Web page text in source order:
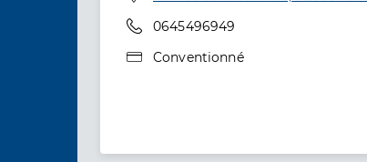
Téléphone
0645496949
Type de convention
Conventionné